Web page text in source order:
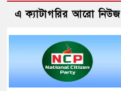
এ ক্যাটাগরির আরো নিউজ